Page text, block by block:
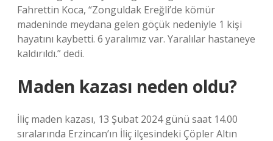
Fahrettin Koca, “Zonguldak Ereğli’de kömür
madeninde meydana gelen göçük nedeniyle 1 kişi
hayatını kaybetti. 6 yaralımız var. Yaralılar hastaneye
kaldırıldı.” dedi.
Maden kazası neden oldu?
İliç maden kazası, 13 Şubat 2024 günü saat 14.00
sıralarında Erzincan’ın İliç ilçesindeki Çöpler Altın